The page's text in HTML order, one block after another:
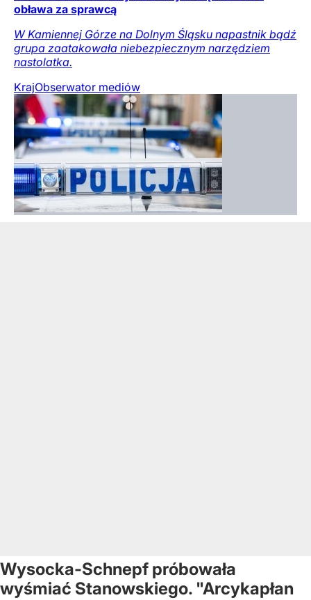
obława za sprawcą
W Kamiennej Górze na Dolnym Śląsku napastnik bądź
grupa zaatakowała niebezpiecznym narzędziem
nastolatka.
KrajObserwator mediów
Wysocka-Schnepf próbowała
wyśmiać Stanowskiego. "Arcykapłan